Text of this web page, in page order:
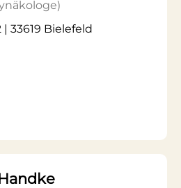
33619 Bielefeld